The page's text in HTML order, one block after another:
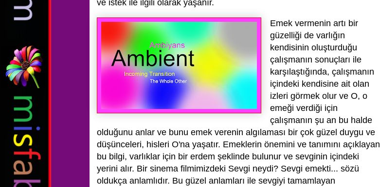
ve istek ile ilgili olarak yaşanır.
Emek vermenin artı bir
güzelliği de varlığın
kendisinin oluşturduğu
çalışmanın sonuçları ile
karşılaştığında, çalışmanın
içindeki kendisine ait olan
izleri görmek olur ve O, o
emeği verdiği için
çalışmanın şu an bu halde
olduğunu anlar ve bunu emek verenin algılaması bir çok güzel duygu ve
düşünceleri, hisleri O'na yaşatır. Emeklerin önemini ve tanımını açıklayan
bu bilgi, varlıklar için bir erdem şeklinde bulunur ve sevginin içindeki
yerini alır. Bir sinema filmimizdeki Sevgi neydi? Sevgi emekti... sözü
oldukça anlamlıdır. Bu güzel anlamları ile sevgiyi tamamlayan